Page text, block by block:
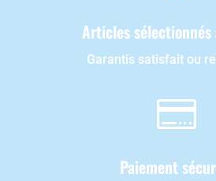
Articles sélectionnés
Garantis satisfait ou

Paiement